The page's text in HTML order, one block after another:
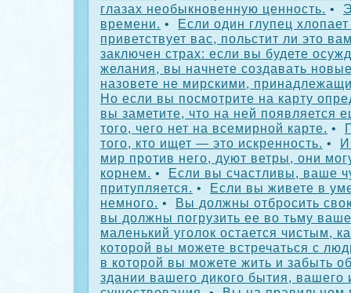
глазах необыкновенную ценность. •
времени. • Если один глупец
приветствует вас, польстит ли это
заключен страх: если вы будете
желания, вы начнете создавать
назовете не мирскими,
Но если вы посмотрите на карту
вы заметите, что на ней появляется
того, чего нет на всемирной карте. •
того, кто ищет — это искренность. • И
мир против него, дуют ветры, они
корнем. • Если вы счастливы, ваше
притупляется. • Если вы живете в
немного. • Вы должны отбросить
вы должны погрузить ее во тьму
маленький уголок остается чистым,
которой вы можете встречаться с
в которой вы можете жить и забыть
здании вашего дикого бытия, вашего